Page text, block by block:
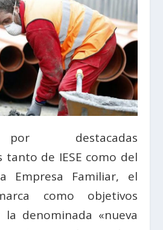
destacadas
tanto de IESE como del
Empresa Familiar, el
como objetivos
denominada «nueva